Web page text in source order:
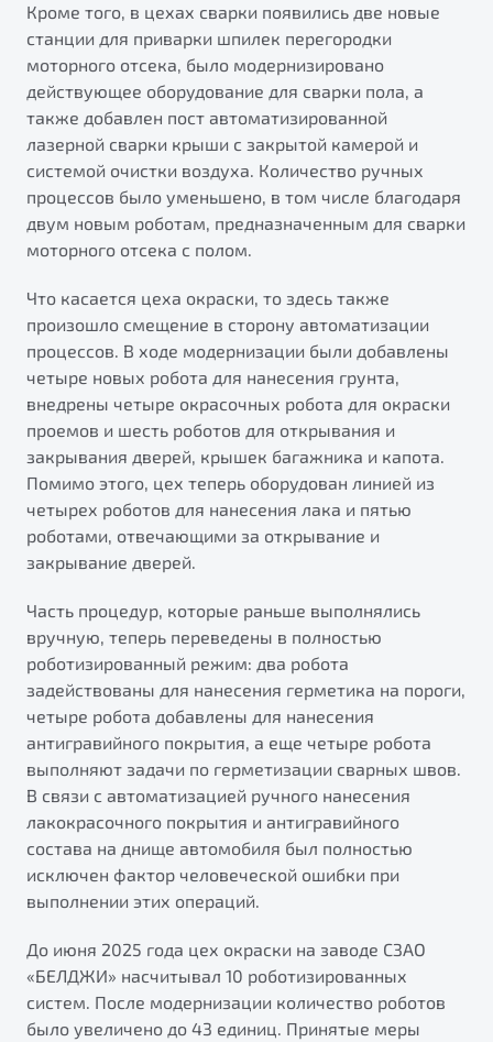
Обзор В наличии
Кроме того, в цехах сварки появились две новые
станции для приварки шпилек перегородки
моторного отсека, было модернизировано
действующее оборудование для сварки пола, а
также добавлен пост автоматизированной
лазерной сварки крыши с закрытой камерой и
системой очистки воздуха. Количество ручных
процессов было уменьшено, в том числе благодаря
двум новым роботам, предназначенным для сварки
моторного отсека с полом.
Что касается цеха окраски, то здесь также
произошло смещение в сторону автоматизации
процессов. В ходе модернизации были добавлены
четыре новых робота для нанесения грунта,
внедрены четыре окрасочных робота для окраски
проемов и шесть роботов для открывания и
закрывания дверей, крышек багажника и капота.
Помимо этого, цех теперь оборудован линией из
четырех роботов для нанесения лака и пятью
роботами, отвечающими за открывание и
закрывание дверей.
Часть процедур, которые раньше выполнялись
вручную, теперь переведены в полностью
роботизированный режим: два робота
задействованы для нанесения герметика на пороги,
четыре робота добавлены для нанесения
антигравийного покрытия, а еще четыре робота
выполняют задачи по герметизации сварных швов.
В связи с автоматизацией ручного нанесения
лакокрасочного покрытия и антигравийного
состава на днище автомобиля был полностью
исключен фактор человеческой ошибки при
выполнении этих операций.
До июня 2025 года цех окраски на заводе СЗАО
«БЕЛДЖИ» насчитывал 10 роботизированных
систем. После модернизации количество роботов
было увеличено до 43 единиц. Принятые меры